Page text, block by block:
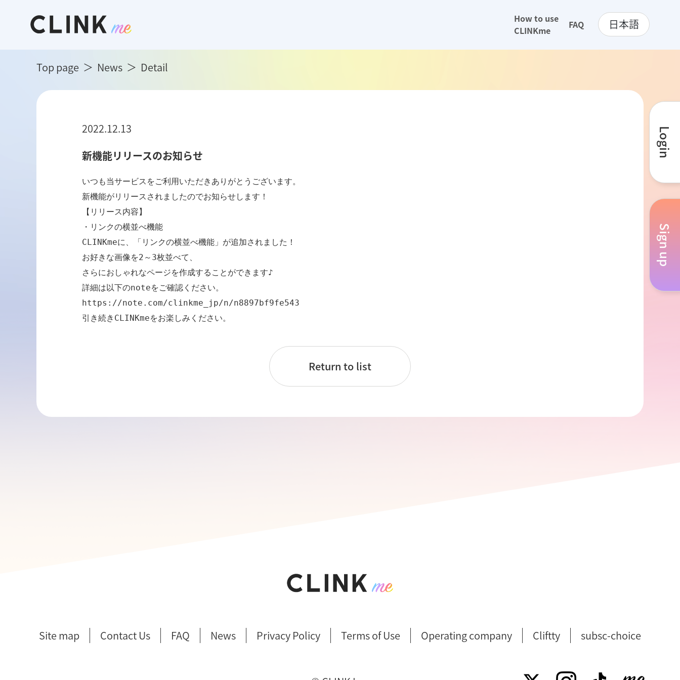
How to use
CLINKme
FAQ 日本語
Top page News Detail
2022.12.13
新機能リリースのお知らせ
いつも当サービスをご利用いただきありがとうございます。
新機能がリリースされましたのでお知らせします！
【リリース内容】
・リンクの横並べ機能
CLINKmeに、「リンクの横並べ機能」が追加されました！
お好きな画像を2～3枚並べて、
さらにおしゃれなページを作成することができます♪
https://note.com/clinkme_jp/n/n8897bf9fe543
引き続きCLINKmeをお楽しみください。
Return to list
Login
Sign up
Site map Contact Us FAQ News Privacy Policy Terms of Use Operating company Cliftty subsc-choice